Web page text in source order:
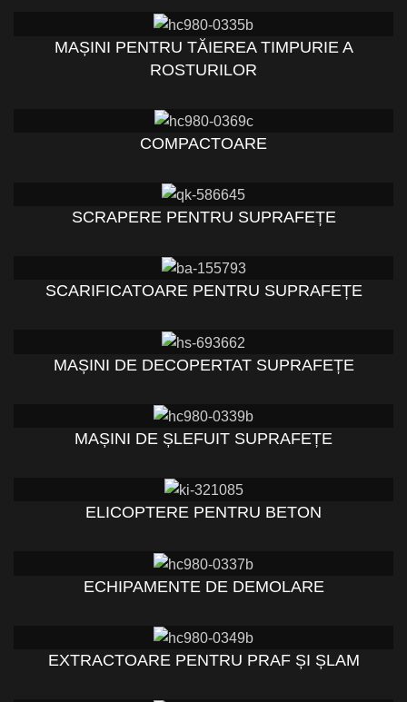
MAȘINI PENTRU TĂIEREA TIMPURIE A
ROSTURILOR
COMPACTOARE
SCRAPERE PENTRU SUPRAFEȚE
SCARIFICATOARE PENTRU SUPRAFEȚE
MAȘINI DE DECOPERTAT SUPRAFEȚE
MAȘINI DE ȘLEFUIT SUPRAFEȚE
ELICOPTERE PENTRU BETON
ECHIPAMENTE DE DEMOLARE
EXTRACTOARE PENTRU PRAF ȘI ȘLAM